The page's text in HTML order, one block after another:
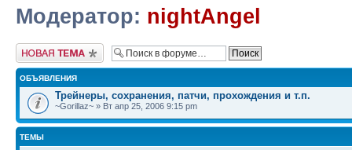
Модератор: nightAngel
Новая тема
ОБЪЯВЛЕНИЯ
Трейнеры, сохранения, патчи, прохождения и т.п.
~Gorillaz~ » Вт апр 25, 2006 9:15 pm
ТЕМЫ